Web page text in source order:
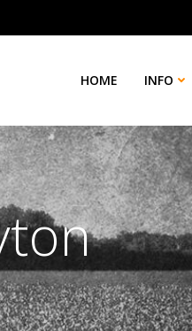
HOME INFO